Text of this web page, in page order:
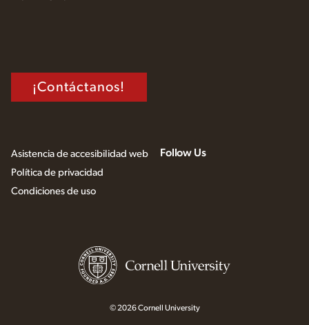
¡Contáctanos!
Asistencia de accesibilidad web
Política de privacidad
Condiciones de uso
Follow Us
© 2026 Cornell University